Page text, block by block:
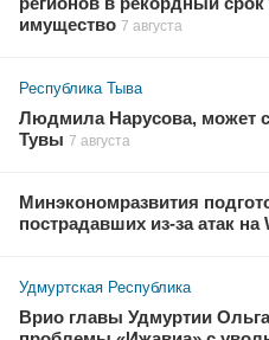
имущество 7 августа
Республика Тыва
Людмила Нарусова, может
Тувы 7 августа
Минэкономразвития
пострадавших из-за атак на
Удмуртская Республика
Врио главы Удмуртии